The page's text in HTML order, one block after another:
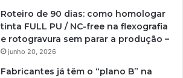
Roteiro de 90 dias: como homologar
tinta FULL PU / NC-free na flexografia
e rotogravura sem parar a produção –
junho 20, 2026
Fabricantes já têm o “plano B” na